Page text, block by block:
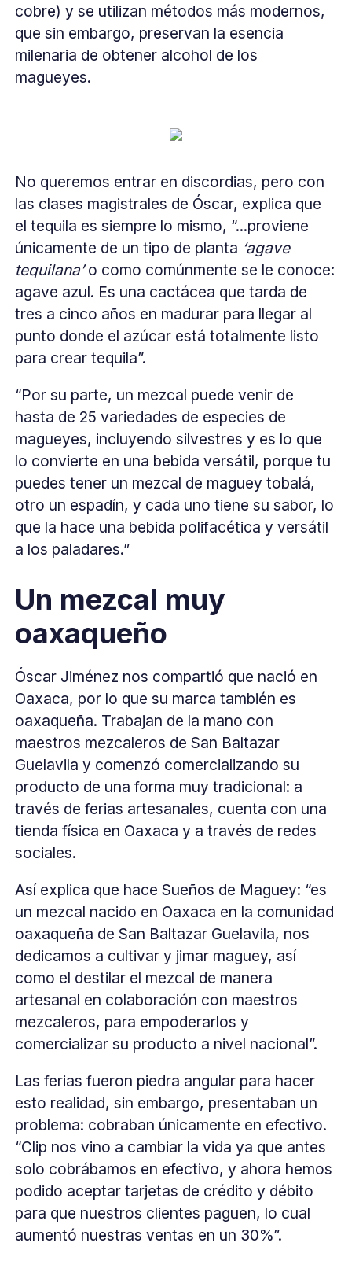
cobre) y se utilizan métodos más modernos,
que sin embargo, preservan la esencia
milenaria de obtener alcohol de los
magueyes.
No queremos entrar en discordias, pero con
las clases magistrales de Óscar, explica que
el tequila es siempre lo mismo, “...proviene
únicamente de un tipo de planta ‘agave
tequilana’o como comúnmente se le conoce:
agave azul. Es una cactácea que tarda de
tres a cinco años en madurar para llegar al
punto donde el azúcar está totalmente listo
para crear tequila”.
“Por su parte, un mezcal puede venir de
hasta de 25 variedades de especies de
magueyes, incluyendo silvestres y es lo que
lo convierte en una bebida versátil, porque tu
puedes tener un mezcal de maguey tobalá,
otro un espadín, y cada uno tiene su sabor, lo
que la hace una bebida polifacética y versátil
a los paladares.”
Un mezcal muy
oaxaqueño
Óscar Jiménez nos compartió que nació en
Oaxaca, por lo que su marca también es
oaxaqueña. Trabajan de la mano con
maestros mezcaleros de San Baltazar
Guelavila y comenzó comercializando su
producto de una forma muy tradicional: a
través de ferias artesanales, cuenta con una
tienda física en Oaxaca y a través de redes
sociales.
Así explica que hace Sueños de Maguey: “es
un mezcal nacido en Oaxaca en la comunidad
oaxaqueña de San Baltazar Guelavila, nos
dedicamos a cultivar y jimar maguey, así
como el destilar el mezcal de manera
artesanal en colaboración con maestros
mezcaleros, para empoderarlos y
comercializar su producto a nivel nacional”.
Las ferias fueron piedra angular para hacer
esto realidad, sin embargo, presentaban un
problema: cobraban únicamente en efectivo.
“Clip nos vino a cambiar la vida ya que antes
solo cobrábamos en efectivo, y ahora hemos
podido aceptar tarjetas de crédito y débito
para que nuestros clientes paguen, lo cual
aumentó nuestras ventas en un 30%”.